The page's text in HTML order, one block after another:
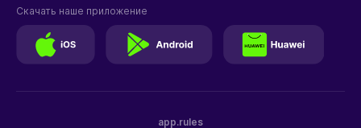
app.rules
Скачать наше приложение